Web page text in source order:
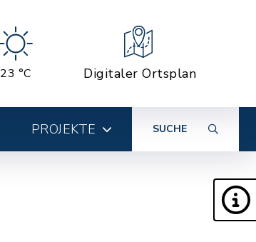
23 °C Digitaler Ortsplan
PROJEKTE SUCHE